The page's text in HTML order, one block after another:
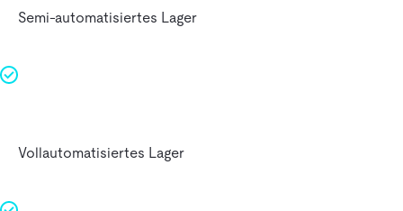
Semi-automatisiertes Lager
Vollautomatisiertes Lager